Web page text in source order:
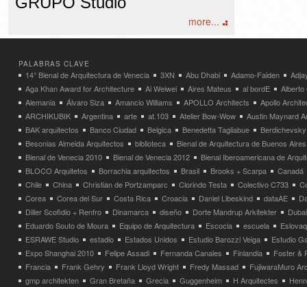
more...
PALABRAS CLAVE
14° Bienal de Arquitectura de Venecia 3XN Abu Dhabi Adamo-Faiden
Aga Khan Award for Architecture
Ai Weiwei Aires Mateus al bordE
Alberto
Alemania
Álvaro Siza Amancio Williams APOLLO Architects
Apollo
ARCHIKUBIK
Argentina arte at.103 Atelier Bow-Wow
Austin Maynard
BAK arquitectos
Banco Ciudad Belgica Benedetta Tagliabue
Besonias Almeida Arquitectos
biblioteca
Bienal de Arquitectura de Buenos Aires
Bienal de Venecia 2010
Bienal de Venecia 2012
Bienal Iberoamericana de
BLOCO Arquitetos
Borrachia arquitectos Brasil Brooks + Scarpa
Canadá
Chile
China Christian de Portzamparc Clorindo Testa Colectivo C733
Corea
Corea del Sur Costa Rica Croacia Daniel Libeskind dataAE
Diller Scofidio + Renfro
Dinamarca diseño Dorte Mandrup Arkitekter
Dubai
Eduardo Souto de Moura
Equipo de Arquitectura Escocia escuela
ESRAWE Studio
estadio Estados Unidos Estudio Barozzi Veiga
Estudio
Expo Shanghai 2010
Felipe Assadi Fernanda Canales Finlandia
Foster &
Francia
Frank Gehry Frank Lloyd Wright Fredy Massad
FujiwaraMuro
gmp architekten
Gran Bretaña Grecia Guggenheim H Arquitectes